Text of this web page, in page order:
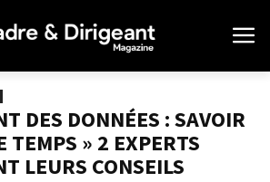
DES DONNÉES : SAVOIR
TEMPS » 2 EXPERTS
LEURS CONSEILS